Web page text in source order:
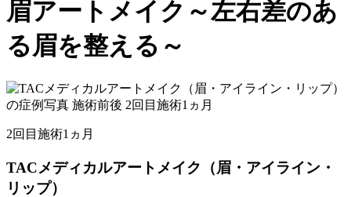
眉アートメイク～左右差のあ
る眉を整える～
2回目施術1ヵ月
TACメディカルアートメイク（眉・アイライン・
リップ）